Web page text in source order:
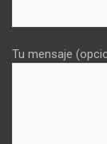
Tu mensaje